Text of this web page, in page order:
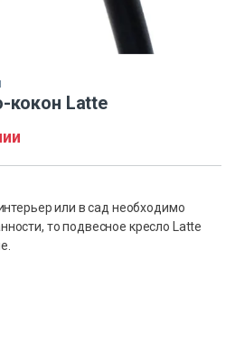
кокон Latte
или в сад необходимо
то подвесное кресло Latte